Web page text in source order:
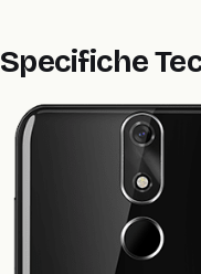
Specifiche